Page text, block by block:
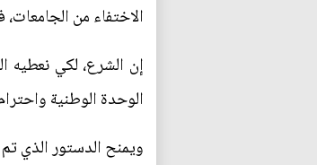
الاختفاء من
إن الشرع، لكي نعطيه
الوحدة الوطنية
ويمنح الدستور الذي